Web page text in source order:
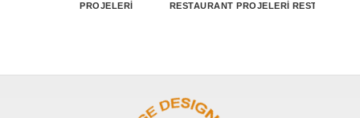
PROJELERİ
RESTAURANT PROJELERİ RESTAURANT